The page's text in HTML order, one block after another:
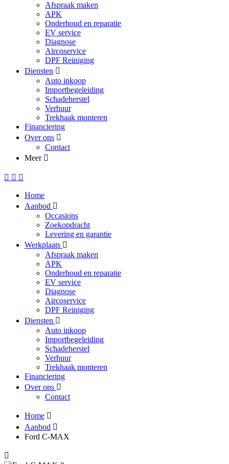
Afspraak maken
APK
Onderhoud en reparatie
EV service
Diagnose
Aircoservice
DPF Reiniging
Diensten
Auto inkoop
Importbegeleiding
Schadeherstel
Verhuur
Trekhaak monteren
Financiering
Over ons
Contact
Meer
Home
Aanbod
Occasions
Zoekopdracht
Levering en garantie
Werkplaats
Afspraak maken
APK
Onderhoud en reparatie
EV service
Diagnose
Aircoservice
DPF Reiniging
Diensten
Auto inkoop
Importbegeleiding
Schadeherstel
Verhuur
Trekhaak monteren
Financiering
Over ons
Contact
Home
Aanbod
Ford C-MAX